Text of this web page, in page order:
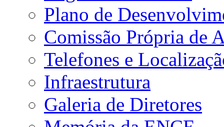
Plano de
Comissão Própria de
Telefones e
Infraestrutura
Galeria de Diretores